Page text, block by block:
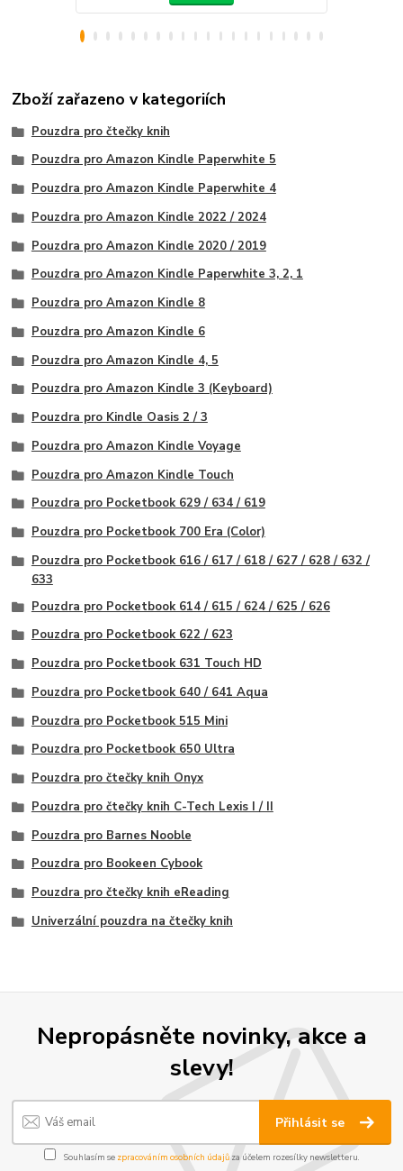
Zboží zařazeno v kategoriích
Pouzdra pro čtečky knih
Pouzdra pro Amazon Kindle Paperwhite 5
Pouzdra pro Amazon Kindle Paperwhite 4
Pouzdra pro Amazon Kindle 2022 / 2024
Pouzdra pro Amazon Kindle 2020 / 2019
Pouzdra pro Amazon Kindle Paperwhite 3, 2, 1
Pouzdra pro Amazon Kindle 8
Pouzdra pro Amazon Kindle 6
Pouzdra pro Amazon Kindle 4, 5
Pouzdra pro Amazon Kindle 3 (Keyboard)
Pouzdra pro Kindle Oasis 2 / 3
Pouzdra pro Amazon Kindle Voyage
Pouzdra pro Amazon Kindle Touch
Pouzdra pro Pocketbook 629 / 634 / 619
Pouzdra pro Pocketbook 700 Era (Color)
Pouzdra pro Pocketbook 616 / 617 / 618 / 627 / 628 / 632 /
633
Pouzdra pro Pocketbook 614 / 615 / 624 / 625 / 626
Pouzdra pro Pocketbook 622 / 623
Pouzdra pro Pocketbook 631 Touch HD
Pouzdra pro Pocketbook 640 / 641 Aqua
Pouzdra pro Pocketbook 515 Mini
Pouzdra pro Pocketbook 650 Ultra
Pouzdra pro čtečky knih Onyx
Pouzdra pro čtečky knih C-Tech Lexis I / II
Pouzdra pro Barnes Nooble
Pouzdra pro Bookeen Cybook
Pouzdra pro čtečky knih eReading
Univerzální pouzdra na čtečky knih
Nepropásněte novinky, akce a
slevy!
Přihlásit se
Souhlasím se zpracováním osobních údajůza účelem rozesílky newsletteru.